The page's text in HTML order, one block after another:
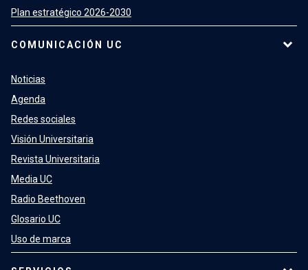
Plan estratégico 2026-2030
COMUNICACIÓN UC
Noticias
Agenda
Redes sociales
Visión Universitaria
Revista Universitaria
Media UC
Radio Beethoven
Glosario UC
Uso de marca